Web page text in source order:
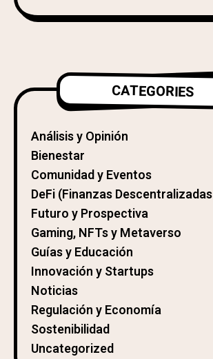
CATEGORIES
Análisis y Opinión
Bienestar
Comunidad y Eventos
DeFi (Finanzas Descentralizadas
Futuro y Prospectiva
Gaming, NFTs y Metaverso
Guías y Educación
Innovación y Startups
Noticias
Regulación y Economía
Sostenibilidad
Uncategorized